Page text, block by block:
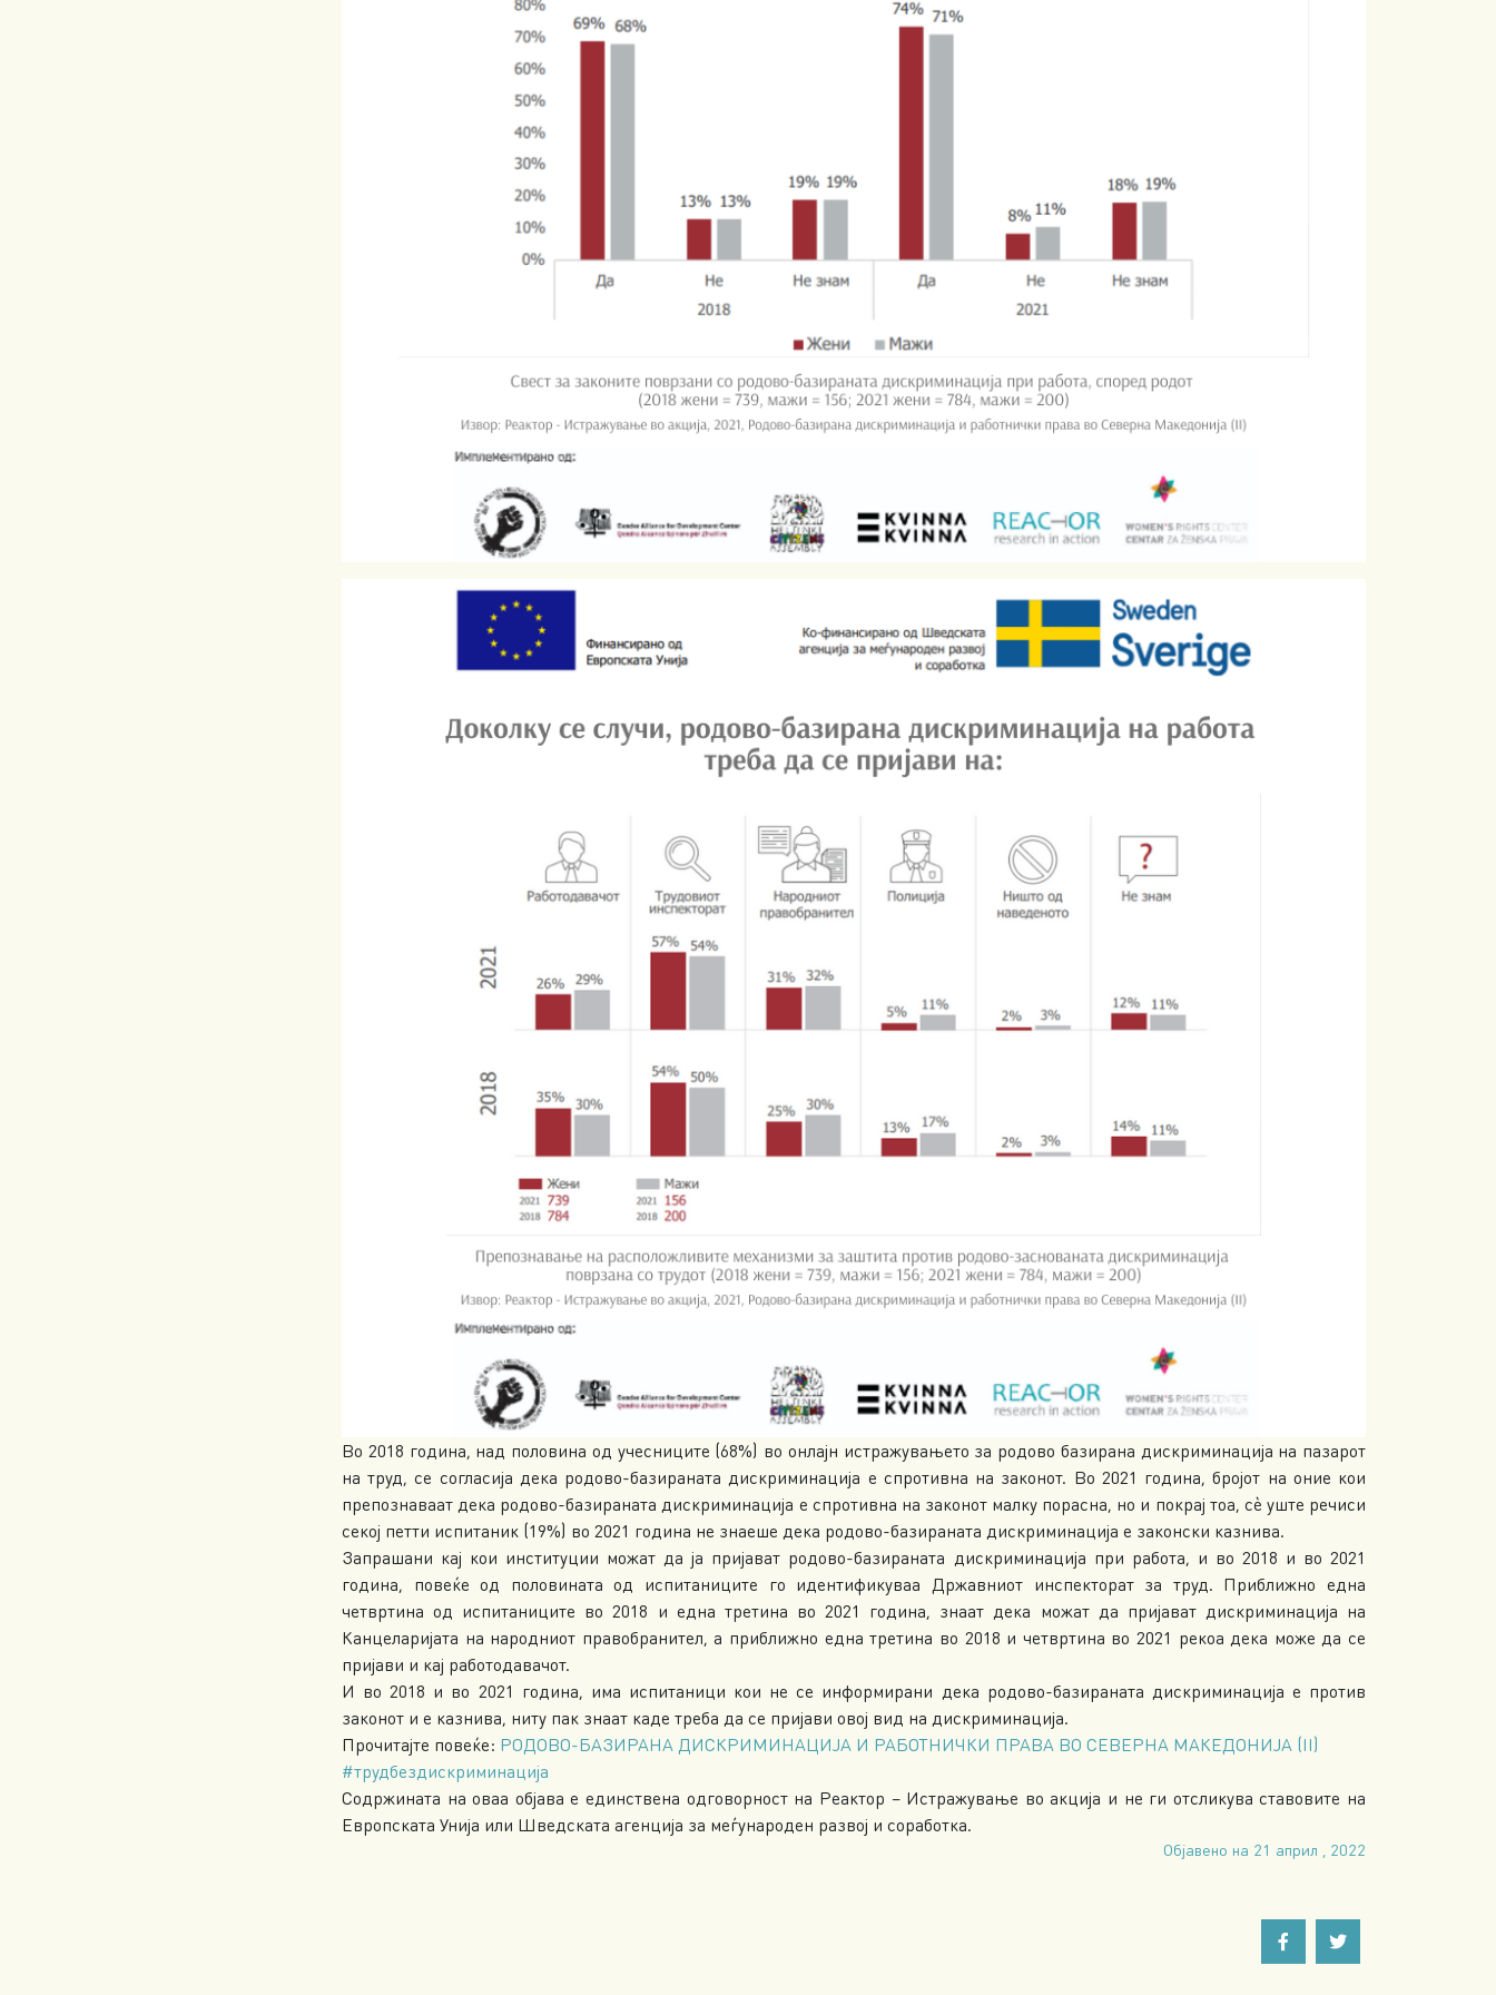
Во 2018 година, над половина од учесниците (68%) во онлајн истражувањето за родово базирана дискриминација на пазарот
на труд, се согласија дека родово-базираната дискриминација е спротивна на законот. Во 2021 година, бројот на оние кои
препознаваат дека родово-базираната дискриминација е спротивна на законот малку порасна, но и покрај тоа, сè уште речиси
секој петти испитаник (19%) во 2021 година не знаеше дека родово-базираната дискриминација е законски казнива.
Запрашани кај кои институции можат да ја пријават родово-базираната дискриминација при работа, и во 2018 и во 2021
година, повеќе од половината од испитаниците го идентификуваа Државниот инспекторат за труд. Приближно една
четвртина од испитаниците во 2018 и една третина во 2021 година, знаат дека можат да пријават дискриминација на
Канцеларијата на народниот правобранител, а приближно една третина во 2018 и четвртина во 2021 рекоа дека може да се
пријави и кај работодавачот.
И во 2018 и во 2021 година, има испитаници кои не се информирани дека родово-базираната дискриминација е против
законот и е казнива, ниту пак знаат каде треба да се пријави овој вид на дискриминација.
Прочитајте повеќе: РОДОВО-БАЗИРАНА ДИСКРИМИНАЦИЈА И РАБОТНИЧКИ ПРАВА ВО СЕВЕРНА МАКЕДОНИЈА (II)
#трудбездискриминација
Содржината на оваа објава е единствена одговорност на Реактор – Истражување во акција и не ги отсликува ставовите на
Европската Унија или Шведската агенција за меѓународен развој и соработка.
Објавено на 21 април , 2022